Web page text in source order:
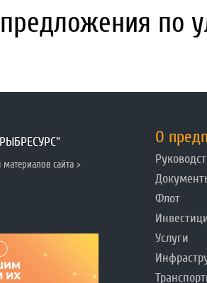
по
сайта >
О
Флот
Услуги